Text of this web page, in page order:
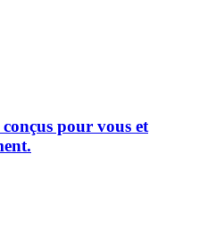
pour vous et